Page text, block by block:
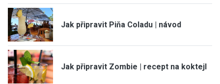
Jak připravit Piňa Coladu | návod
Jak připravit Zombie | recept na koktejl